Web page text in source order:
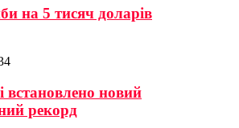
на 5 тисяч доларів
встановлено новий
рекорд